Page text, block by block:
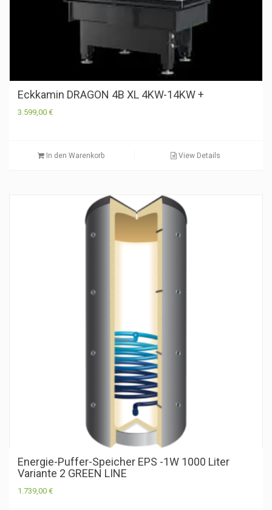
Eckkamin DRAGON 4B XL 4KW-14KW +
3.599,00 €
In den Warenkorb View Details
Energie-Puffer-Speicher EPS -1W 1000 Liter
Variante 2 GREEN LINE
1.739,00 €